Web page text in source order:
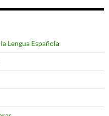
Lengua Española